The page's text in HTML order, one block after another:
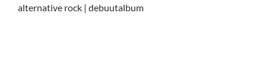
alternative rock | debuutalbum